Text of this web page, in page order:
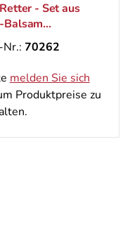
- Set aus
Balsam
die Massage
50
70262
melden Sie sich
Produktpreise zu